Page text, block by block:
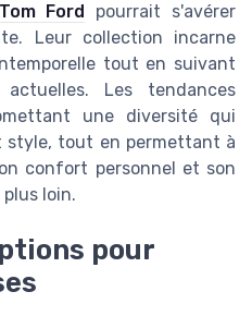
Ford
pourrait s'avérer
Leur collection incarne
tout en suivant
Les tendances
une diversité qui
style, tout en permettant à
confort personnel et son
loin.
pour